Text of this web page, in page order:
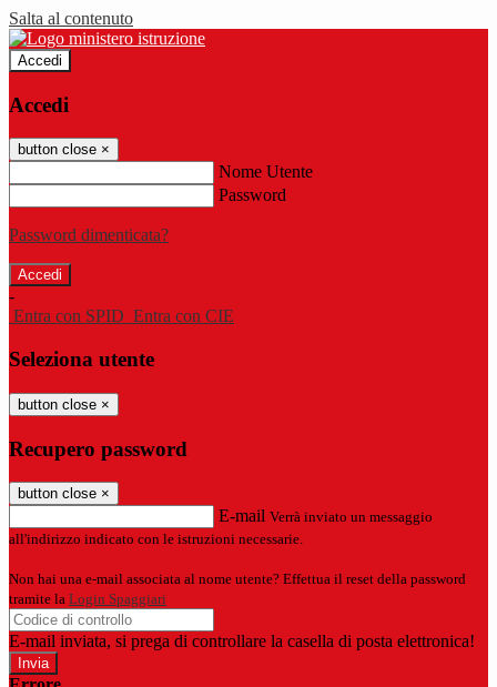
Salta al contenuto
Accedi
Accedi
button close ×
Nome Utente
Password
Password dimenticata?
-
Entra con SPID Entra con CIE
Seleziona utente
button close ×
Recupero password
button close ×
E-mail Verrà inviato un messaggio
all'indirizzo indicato con le istruzioni necessarie.
Non hai una e-mail associata al nome utente? Effettua il reset della password
tramite la Login Spaggiari
E-mail inviata, si prega di controllare la casella di posta elettronica!